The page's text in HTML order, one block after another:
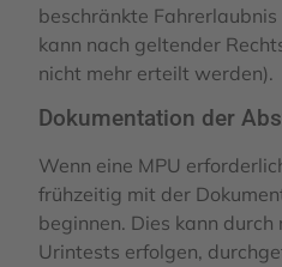
beschränkte
kann nach geltender
nicht mehr erteilt werden).
Dokumentation der
Wenn eine MPU
frühzeitig mit der
beginnen. Dies kann
Urintests erfolgen,